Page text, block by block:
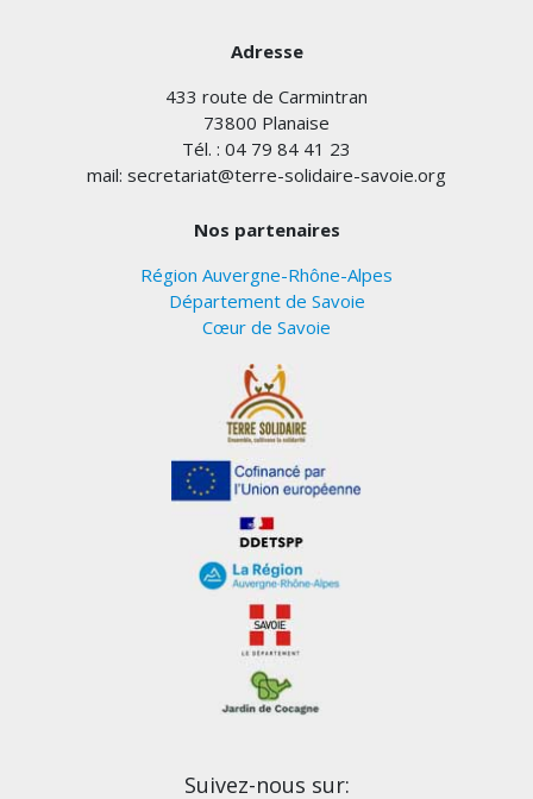
Adresse
433 route de Carmintran
73800 Planaise
Tél. : 04 79 84 41 23
mail: secretariat@terre-solidaire-savoie.org
Nos partenaires
Région Auvergne-Rhône-Alpes
Département de Savoie
Cœur de Savoie
Suivez-nous sur: